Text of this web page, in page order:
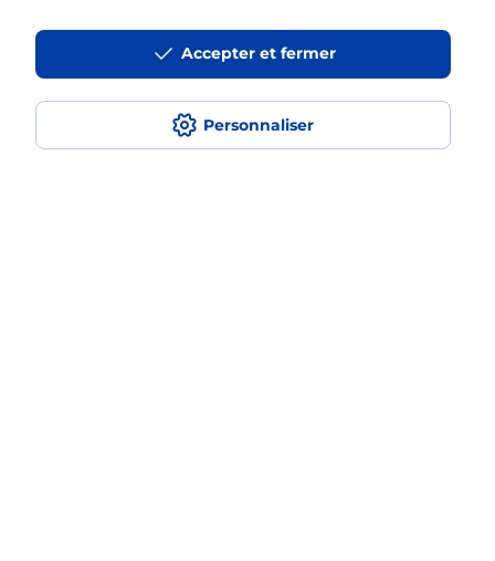
Personnaliser
Accepter et fermer
fois avec La Poste Mobile ?
Est-ce que je peux assurer mon
smartphone Samsung ?